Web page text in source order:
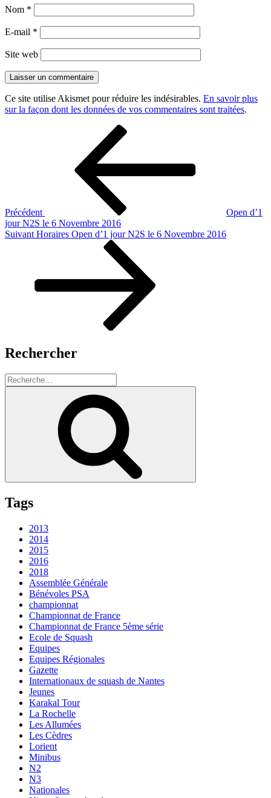
Nom *
E-mail *
Site web
Ce site utilise Akismet pour réduire les indésirables. En savoir plus
sur la façon dont les données de vos commentaires sont traitées.
Précédent
Open d’1
jour N2S le 6 Novembre 2016
Article
Suivant Horaires Open d’1 jour N2S le 6 Novembre 2016
Rechercher
Recherche
pour
Tags
2013
2014
2015
2016
2018
Assemblée Générale
Bénévoles PSA
championnat
Championnat de France
Championnat de France 5ème série
Ecole de Squash
Equipes
Equipes Régionales
Gazette
Internationaux de squash de Nantes
Jeunes
Karakal Tour
La Rochelle
Les Allumées
Les Cèdres
Lorient
Minibus
N2
N3
Nationales